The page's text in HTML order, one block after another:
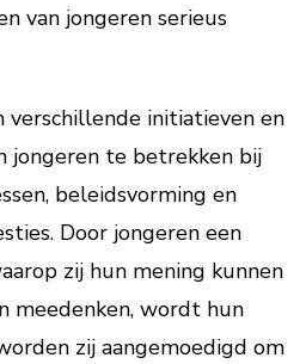
van jongeren serieus
verschillende initiatieven en
jongeren te betrekken bij
beleidsvorming en
Door jongeren een
zij hun mening kunnen
meedenken, wordt hun
zij aangemoedigd om